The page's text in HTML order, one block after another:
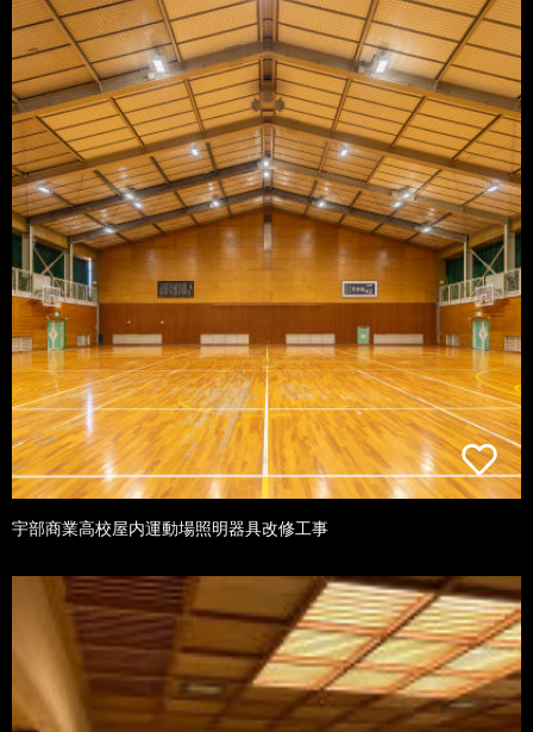
宇部商業高校屋内運動場照明器具改修工事